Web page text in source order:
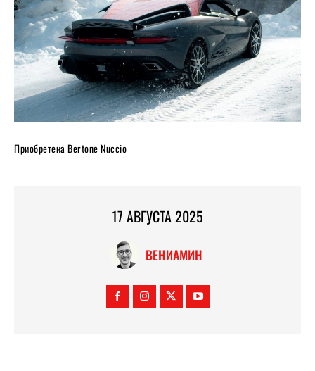
Приобретена Bertone Nuccio
17 АВГУСТА 2025
ВЕНИАМИН